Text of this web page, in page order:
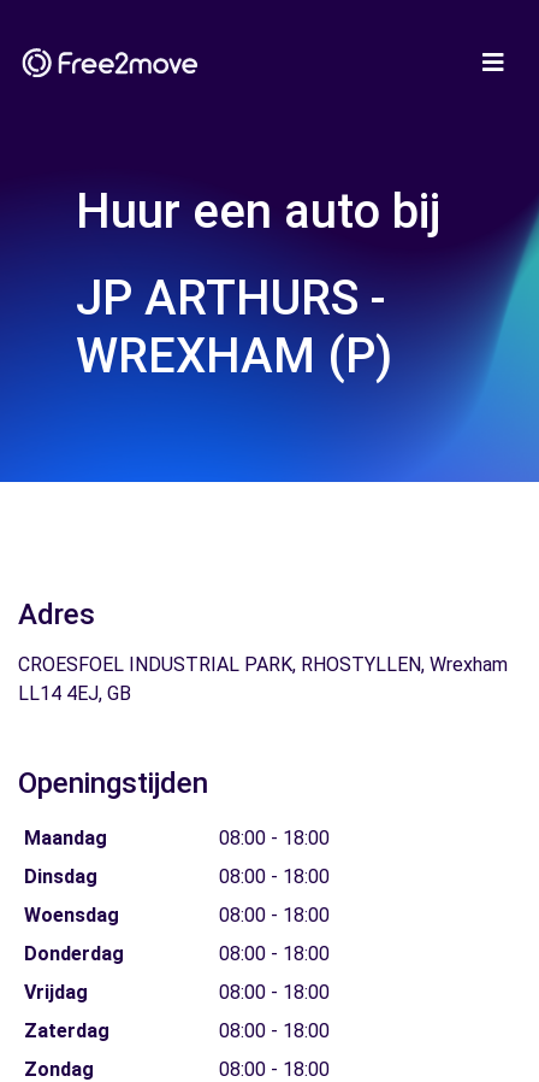
Huur een auto bij
JP ARTHURS -
WREXHAM (P)
Adres
CROESFOEL INDUSTRIAL PARK, RHOSTYLLEN, Wrexham
LL14 4EJ, GB
Openingstijden
Maandag
08:00 - 18:00
Dinsdag
08:00 - 18:00
Woensdag
08:00 - 18:00
Donderdag
08:00 - 18:00
Vrijdag
08:00 - 18:00
Zaterdag
08:00 - 18:00
Zondag
08:00 - 18:00